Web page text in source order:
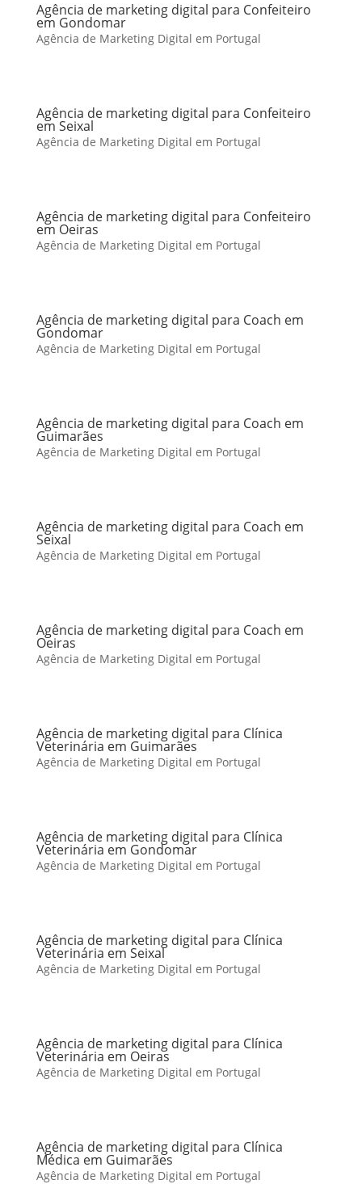
Agência de marketing digital para Confeiteiro
em Gondomar
Agência de Marketing Digital em Portugal
Agência de marketing digital para Confeiteiro
em Seixal
Agência de Marketing Digital em Portugal
Agência de marketing digital para Confeiteiro
em Oeiras
Agência de Marketing Digital em Portugal
Agência de marketing digital para Coach em
Gondomar
Agência de Marketing Digital em Portugal
Agência de marketing digital para Coach em
Guimarães
Agência de Marketing Digital em Portugal
Agência de marketing digital para Coach em
Seixal
Agência de Marketing Digital em Portugal
Agência de marketing digital para Coach em
Oeiras
Agência de Marketing Digital em Portugal
Agência de marketing digital para Clínica
Veterinária em Guimarães
Agência de Marketing Digital em Portugal
Agência de marketing digital para Clínica
Veterinária em Gondomar
Agência de Marketing Digital em Portugal
Agência de marketing digital para Clínica
Veterinária em Seixal
Agência de Marketing Digital em Portugal
Agência de marketing digital para Clínica
Veterinária em Oeiras
Agência de Marketing Digital em Portugal
Agência de marketing digital para Clínica
Médica em Guimarães
Agência de Marketing Digital em Portugal